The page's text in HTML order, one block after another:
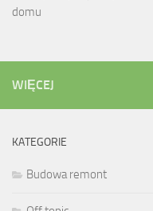
domu
WIĘCEJ
KATEGORIE
Budowa remont